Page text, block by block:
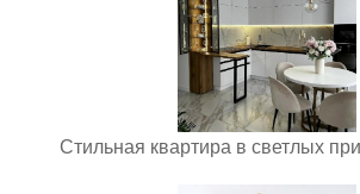
Стильная квартира в светлых